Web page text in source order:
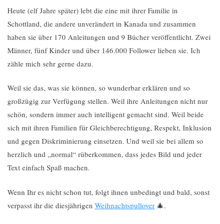
Heute (elf Jahre später) lebt die eine mit ihrer Familie in
Schottland, die andere unverändert in Kanada und zusammen
haben sie über 170 Anleitungen und 9 Bücher veröffentlicht. Zwei
Männer, fünf Kinder und über 146.000 Follower lieben sie. Ich
zähle mich sehr gerne dazu.
Weil sie das, was sie können, so wunderbar erklären und so
großzügig zur Verfügung stellen. Weil ihre Anleitungen nicht nur
schön, sondern immer auch intelligent gemacht sind. Weil beide
sich mit ihren Familien für Gleichberechtigung, Respekt, Inklusion
und gegen Diskriminierung einsetzen. Und weil sie bei allem so
herzlich und „normal“ rüberkommen, dass jedes Bild und jeder
Text einfach Spaß machen.
Wenn Ihr es nicht schon tut, folgt ihnen unbedingt und bald, sonst
verpasst ihr die diesjährigen Weihnachtspullover 🎄.